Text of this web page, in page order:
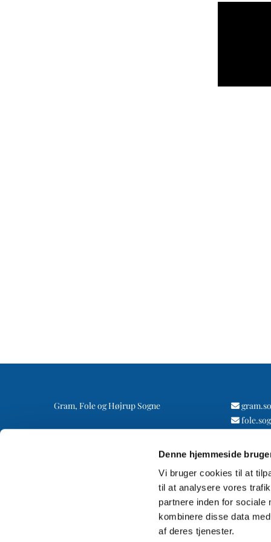
Denne hjemmeside
Vi bruger cookies til at
til at analysere vores
partnere inden for sociale
kombinere disse data
af deres tjenester.
Gram, Fole og Højrup Sogne 
